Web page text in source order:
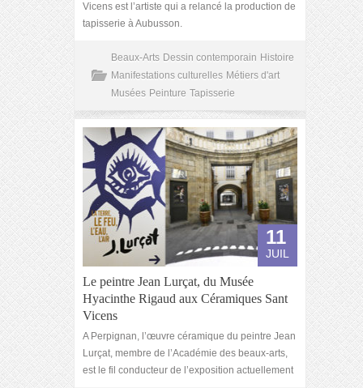
Vicens est l’artiste qui a relancé la production de
tapisserie à Aubusson.
Beaux-Arts Dessin contemporain Histoire
Manifestations culturelles Métiers d'art
Musées Peinture Tapisserie
11
JUIL
Le peintre Jean Lurçat, du Musée
Hyacinthe Rigaud aux Céramiques Sant
Vicens
A Perpignan, l’œuvre céramique du peintre Jean
Lurçat, membre de l’Académie des beaux-arts,
est le fil conducteur de l’exposition actuellement